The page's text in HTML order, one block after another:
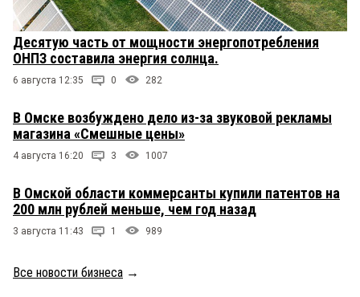
Десятую часть от мощности энергопотребления
ОНПЗ составила энергия солнца.
6 августа 12:35 0 282
В Омске возбуждено дело из-за звуковой рекламы
магазина «Смешные цены»
4 августа 16:20 3 1007
В Омской области коммерсанты купили патентов на
200 млн рублей меньше, чем год назад
3 августа 11:43 1 989
Все новости бизнеса →